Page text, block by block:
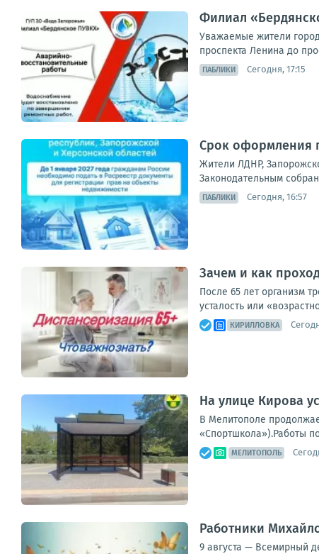
Филиал
Уважаемые жители
проспекта Ленина до
ПАБЛИКИ Сегодня, 17:15
Срок оформления
Жители ЛДНР,
Законодательным
ПАБЛИКИ Сегодня, 16:57
Зачем и как
После 65 лет организм
усталость или
КИРИЛЛОВКА
На улице Кирова
В Мелитополе
«Спортшкола»).Работы
МЕЛИТОПОЛЬ
Работники
9 августа — Всемирный